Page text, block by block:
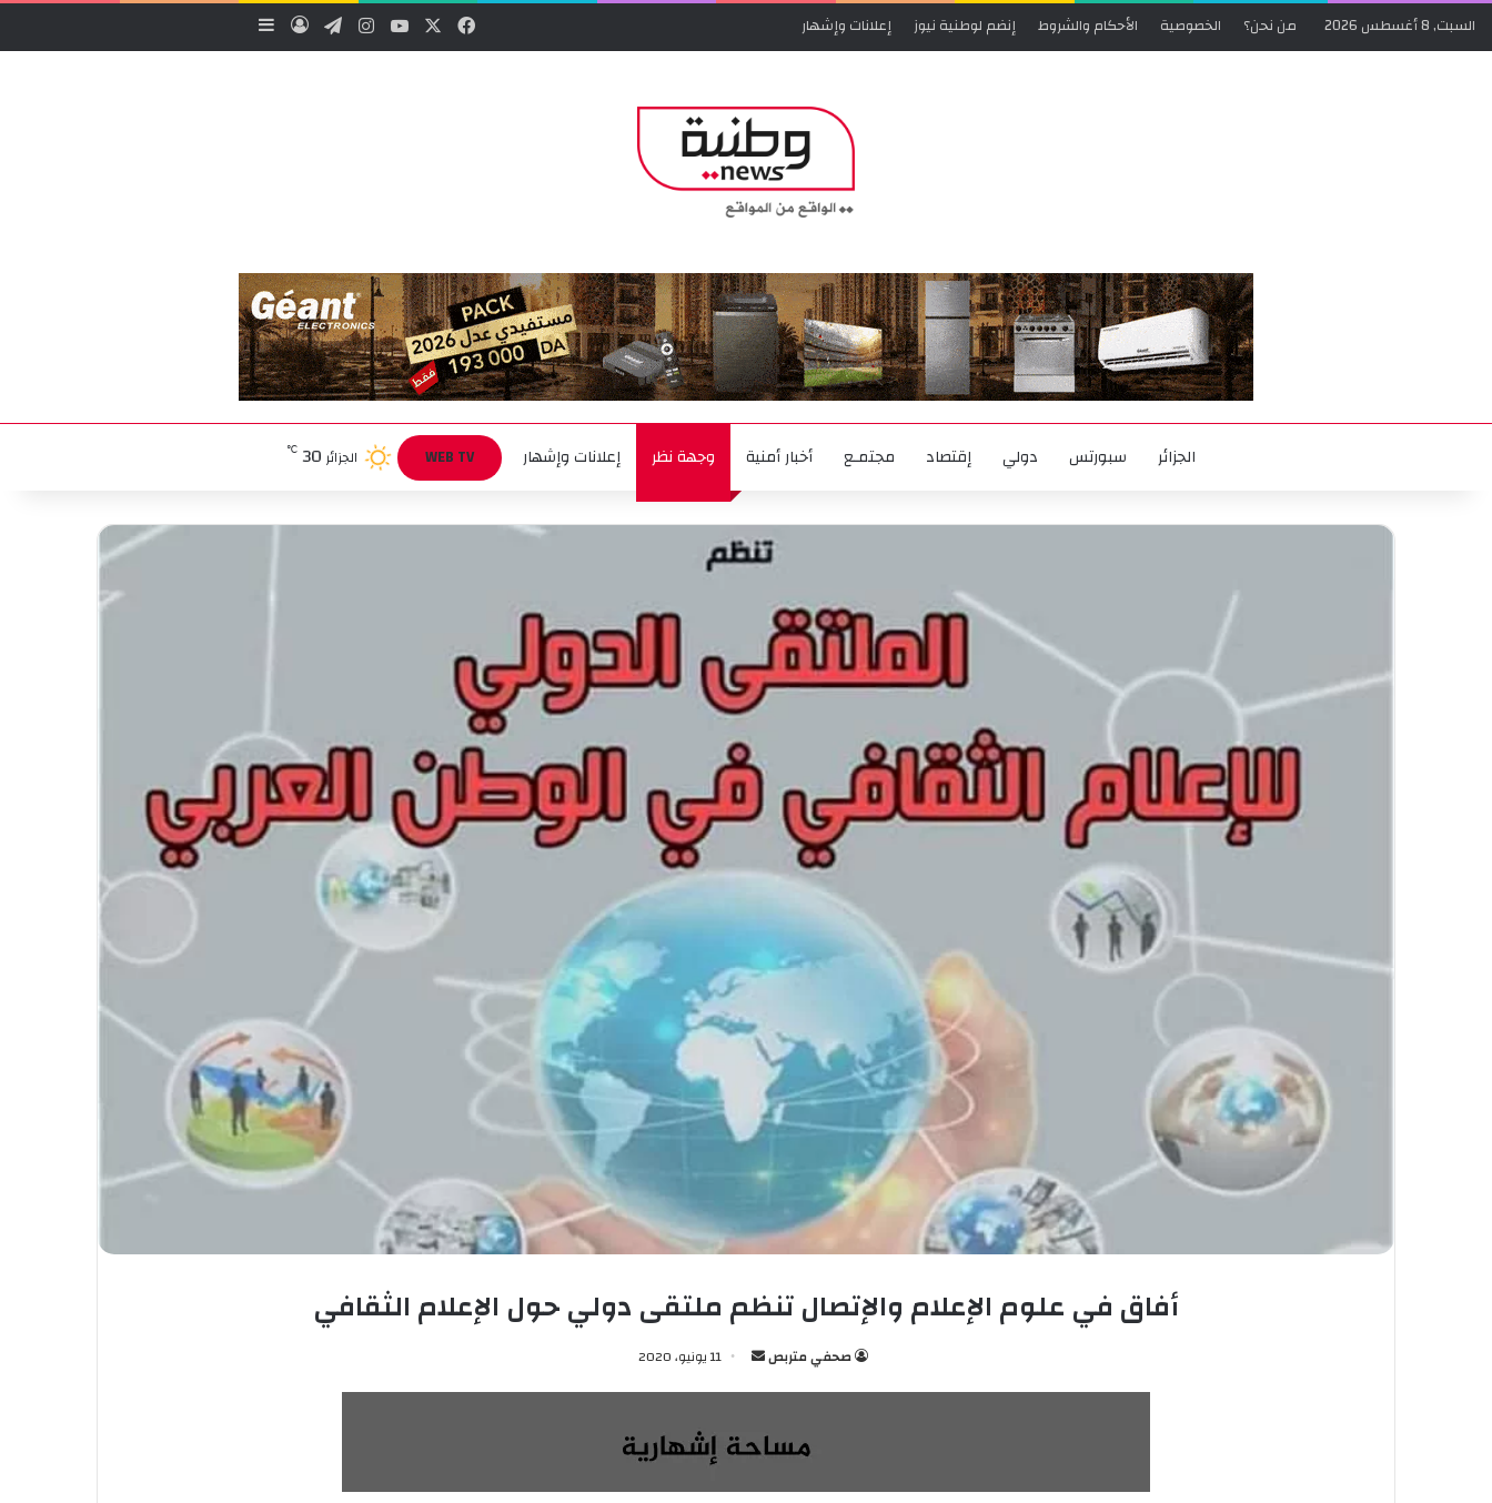
السبت, 8 أغسطس 2026 من نحن؟ الخصوصية الأحكام والشروط إنضم لوطنية نيوز إعلانات وإشهار فيسبوك ‫YouTubeانستقرامتيلقرامتسجيل الدخول
الجزائر سبورتس دولي إقتصاد مجتمـع أخبار أمنية وجهة نظر إعلانات وإشهار WEB TV الجزائر 30
℃
أفاق في علوم الإعلام والإتصال تنظم ملتقى دولي حول الإعلام الثقافي
صحفي متربص
ل
ب
ر
11 يونيو، 2020